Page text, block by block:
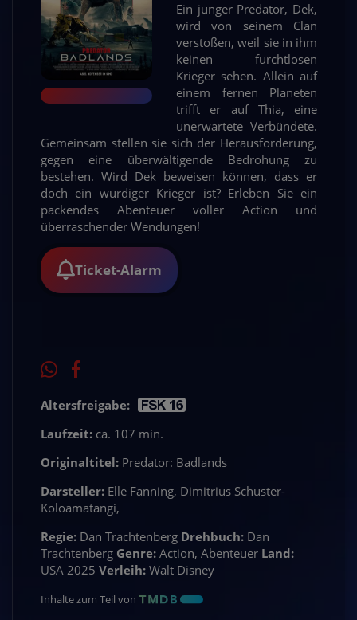
Ein junger Predator, Dek,
wird von seinem Clan
verstoßen, weil sie in ihm
keinen furchtlosen
Krieger sehen. Allein auf
einem fernen Planeten
trifft er auf Thia, eine
unerwartete Verbündete.
Gemeinsam stellen sie sich der Herausforderung,
gegen eine überwältigende Bedrohung zu
bestehen. Wird Dek beweisen können, dass er
doch ein würdiger Krieger ist? Erleben Sie ein
packendes Abenteuer voller Action und
überraschender Wendungen!
Ticket-Alarm
Altersfreigabe:
Laufzeit: ca. 107 min.
Originaltitel: Predator: Badlands
Darsteller: Elle Fanning, Dimitrius Schuster-
Koloamatangi,
Regie: Dan Trachtenberg Drehbuch: Dan
Trachtenberg Genre: Action, Abenteuer Land:
USA 2025 Verleih: Walt Disney
Inhalte zum Teil von